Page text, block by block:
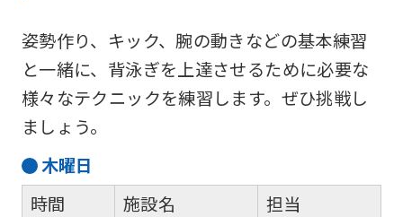
姿勢作り、キック、腕の動きなどの基本練習
と一緒に、背泳ぎを上達させるために必要な
様々なテクニックを練習します。ぜひ挑戦し
ましょう。
木曜日
時間
施設名
担当